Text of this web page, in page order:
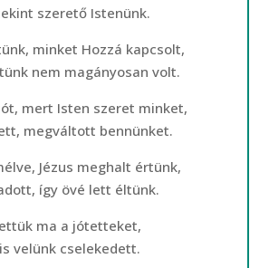
szerető Istenünk.
minket Hozzá kapcsolt,
nem magányosan volt.
mert Isten szeret minket,
megváltott bennünket.
Jézus meghalt értünk,
így övé lett éltünk.
ma a jótetteket,
velünk cselekedett.